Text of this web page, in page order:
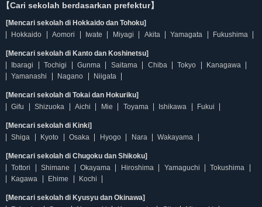
【Cari sekolah berdasarkan prefektur】
[Mencari sekolah di Hokkaido dan Tohoku]
Hokkaido
Aomori Iwate Miyagi Akita Yamagata Fukushima
[Mencari sekolah di Kanto dan Koshinetsu]
Ibaragi
Tochigi Gunma Saitama Chiba Tokyo
Kanagawa
Yamanashi
Nagano Niigata
[Mencari sekolah di Tokai dan Hokuriku]
Gifu
Shizuoka Aichi Mie Toyama Ishikawa Fukui
[Mencari sekolah di Kinki]
Shiga
Kyoto Osaka Hyogo Nara Wakayama
[Mencari sekolah di Chugoku dan Shikoku]
Tottori
Shimane Okayama Hiroshima Yamaguchi
Tokushima
Kagawa
Ehime Kochi
[Mencari sekolah di Kyusyu dan Okinawa]